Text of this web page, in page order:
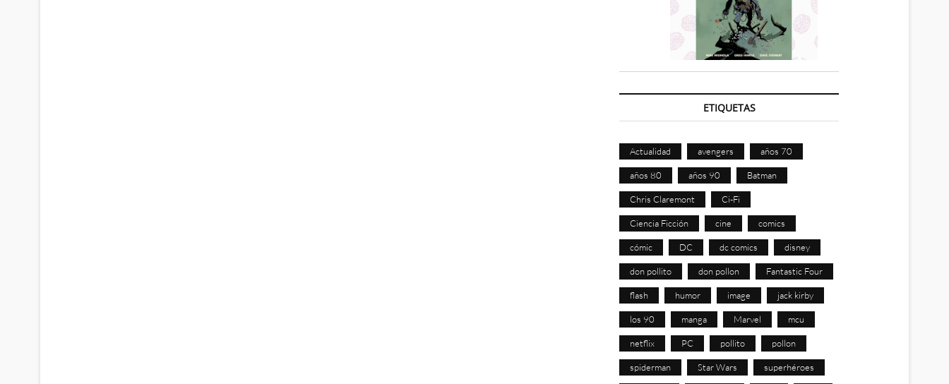
ETIQUETAS
Actualidad avengers años 70
años 80 años 90 Batman
Chris Claremont Ci-Fi
Ciencia Ficción cine comics
cómic DC dc comics disney
don pollito don pollon Fantastic Four
flash humor image jack kirby
los 90 manga Marvel mcu
netflix PC pollito pollon
spiderman Star Wars superhéroes